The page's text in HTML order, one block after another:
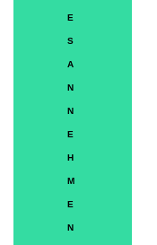
E
S
A
N
N
E
H
M
E
N